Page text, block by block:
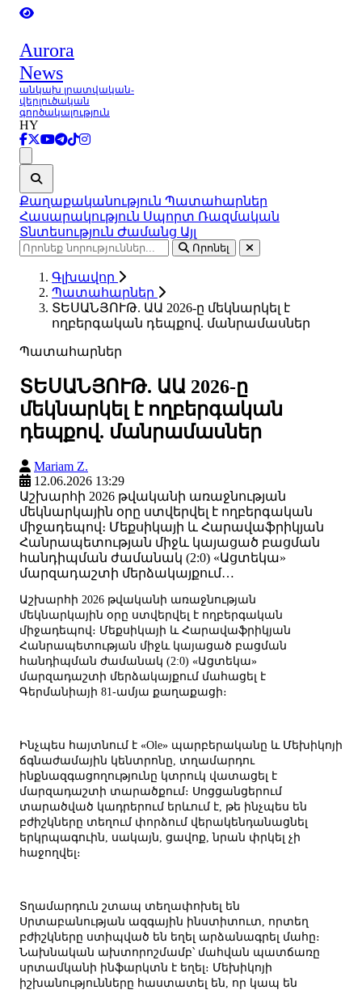
Aurora
News
անկախ լրատվական-
վերլուծական
գործակալություն
HY
Քաղաքականություն Պատահարներ
Հասարակություն Սպորտ Ռազմական
Տնտեսություն Ժամանց Այլ
Որոնել
Գլխավոր
Պատահարներ
ՏԵՍԱՆՅՈՒԹ. ԱԱ 2026-ը մեկնարկել է
ողբերգական դեպքով. մանրամասներ
Պատահարներ
ՏԵՍԱՆՅՈՒԹ. ԱԱ 2026-ը
մեկնարկել է ողբերգական
դեպքով. մանրամասներ
Mariam Z.
12.06.2026 13:29
Աշխարհի 2026 թվականի առաջնության
մեկնարկային օրը ստվերվել է ողբերգական
միջադեպով։ Մեքսիկայի և Հարավաֆրիկյան
Հանրապետության միջև կայացած բացման
հանդիպման ժամանակ (2:0) «Ացտեկա»
մարզադաշտի մերձակայքում…
Աշխարհի 2026 թվականի առաջնության
մեկնարկային օրը ստվերվել է ողբերգական
միջադեպով։ Մեքսիկայի և Հարավաֆրիկյան
Հանրապետության միջև կայացած բացման
հանդիպման ժամանակ (2:0) «Ացտեկա»
մարզադաշտի մերձակայքում մահացել է
Գերմանիայի 81-ամյա քաղաքացի։
Ինչպես հայտնում է «Ole» պարբերականը և Մեխիկոյի
ճգնաժամային կենտրոնը, տղամարդու
ինքնազգացողությունը կտրուկ վատացել է
մարզադաշտի տարածքում։ Սոցցանցերում
տարածված կադրերում երևում է, թե ինչպես են
բժիշկները տեղում փորձում վերակենդանացնել
երկրպագուին, սակայն, ցավոք, նրան փրկել չի
հաջողվել։
Տղամարդուն շտապ տեղափոխել են
Սրտաբանության ազգային ինստիտուտ, որտեղ
բժիշկները ստիպված են եղել արձանագրել մահը։
Նախնական ախտորոշմամբ՝ մահվան պատճառը
սրտամկանի ինֆարկտն է եղել։ Մեխիկոյի
իշխանությունները հաստատել են, որ կապ են